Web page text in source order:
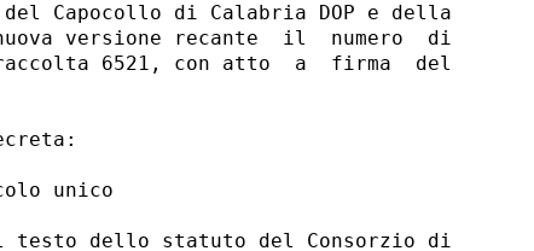
Capocollo di Calabria DOP e della
versione recante  il  numero  di
6521, con atto  a  firma  del
unico
testo dello statuto del Consorzio di